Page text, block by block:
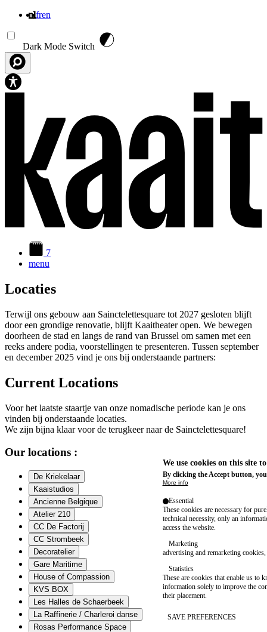
nlfren
Dark Mode Switch
7
menu
Locaties
Terwijl ons gebouw aan Sainctelettesquare tot 2027 gesloten blijft
door een grondige renovatie, blijft Kaaitheater open. We bewegen
doorheen de stad en langs de rand van Brussel om samen met een
reeks andere podia, voorstellingen te presenteren. Tussen september
en december 2025 vind je ons bij onderstaande partners:
Current Locations
Voor het laatste staartje van onze nomadische periode kan je ons
vinden bij onderstaande locaties.
We zijn bijna klaar voor de terugkeer naar de Sainctelettesquare!
Our locations :
De Kriekelaar
Kaaistudios
Ancienne Belgique
Atelier 210
CC De Factorij
CC Strombeek
Decoratelier
Gare Maritime
House of Compassion
KVS BOX
Les Halles de Schaerbeek
La Raffinerie / Charleroi danse
Rosas Performance Space
We use cookies on this site
By clicking the Accept button,
More info
Essential
These cookies are necessary for
technical necessity, only an
access the website.
Marketing
advertising and remarketing cookies,
Statistics
These are cookies that enable us to
information solely to improve the
their placement.
SAVE PREFERENCES